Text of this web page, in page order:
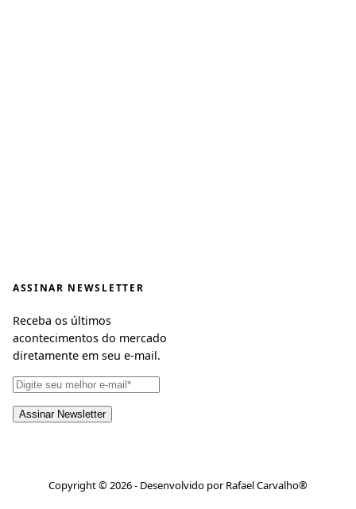
ASSINAR NEWSLETTER
Receba os últimos
acontecimentos do mercado
diretamente em seu e-mail.
Copyright © 2026 - Desenvolvido por Rafael Carvalho®